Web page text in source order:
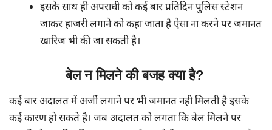
इसके साथ ही अपराधी को कई बार प्रतिदिन पुलिस स्टेशन
जाकर हाजरी लगाने को कहा जाता है ऐसा ना करने पर जमानत
खारिज भी की जा सकती है।
बेल न मिलने की बजह क्या है?
कई बार अदालत में अर्जी लगाने पर भी जमानत नही मिलती है इसके
कई कारण हो सकते है। जब अदालत को लगता कि बेल मिलने पर